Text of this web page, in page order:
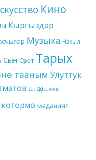
Кино
Кыргыздар
Музыка Накыл
Сын Сүрөт Тарых
тааным Улуттук
Ш. Дүйшеев
котормо маданият